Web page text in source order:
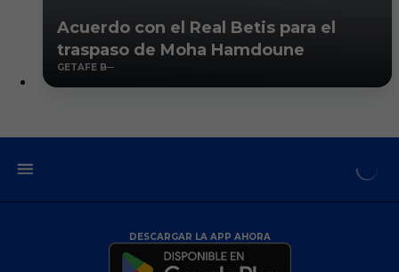
Acuerdo con el Real Betis para el
traspaso de Moha Hamdoune
GETAFE B
DESCARGAR LA APP AHORA